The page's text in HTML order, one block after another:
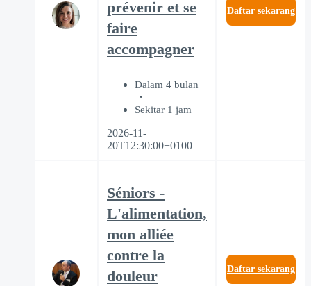
prévenir et se
faire
accompagner
Dalam 4 bulan
Sekitar 1 jam
2026-11-
20T12:30:00+0100
Daftar sekarang
Séniors -
L'alimentation,
mon alliée
contre la
douleur
Daftar sekarang